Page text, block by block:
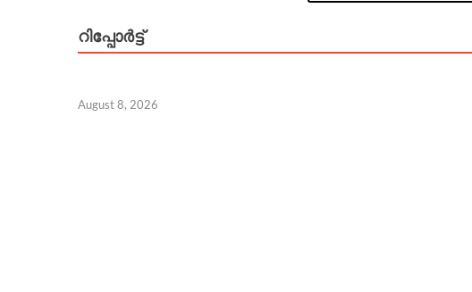
റിപ്പോര്‍ട്ട്
August 8, 2026